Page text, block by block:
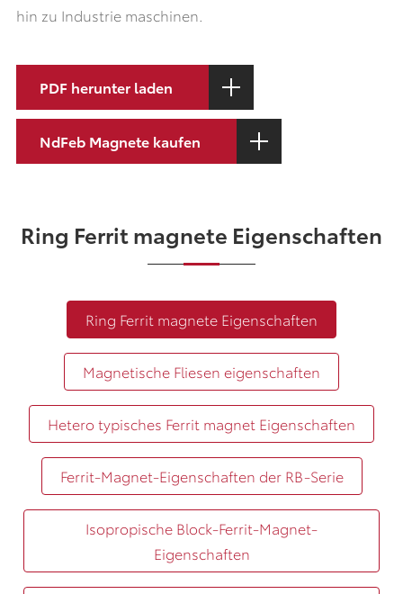
hin zu Industrie maschinen.
PDF herunter laden
NdFeb Magnete kaufen
Ring Ferrit magnete Eigenschaften
Ring Ferrit magnete Eigenschaften
Magnetische Fliesen eigenschaften
Hetero typisches Ferrit magnet Eigenschaften
Ferrit-Magnet-Eigenschaften der RB-Serie
Isopropische Block-Ferrit-Magnet-
Eigenschaften